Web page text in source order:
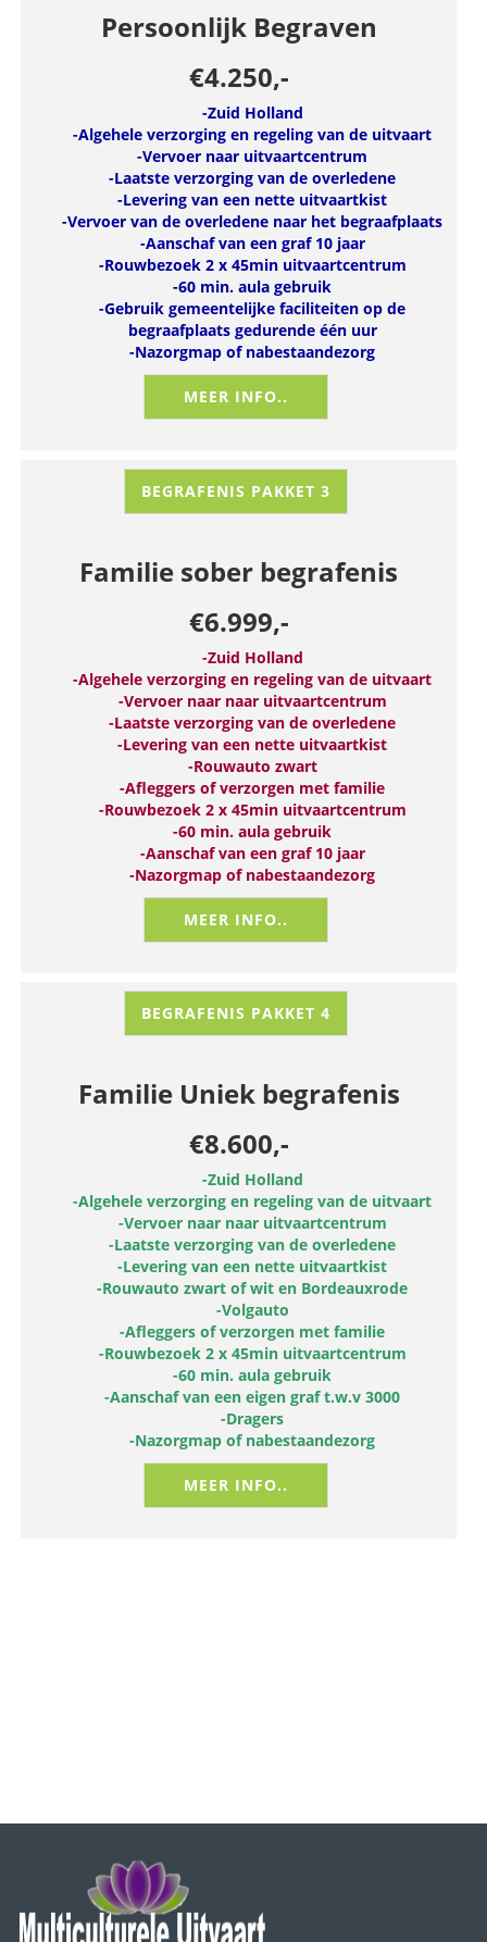
Persoonlijk Begraven
€4.250,-
-Zuid Holland
-Algehele verzorging en regeling van de uitvaart
-Vervoer naar uitvaartcentrum
-Laatste verzorging van de overledene
-Levering van een nette uitvaartkist
-Vervoer van de overledene naar het begraafplaats
-Aanschaf van een graf 10 jaar
-Rouwbezoek 2 x 45min uitvaartcentrum
-60 min. aula gebruik
-Gebruik gemeentelijke faciliteiten op de
begraafplaats gedurende één uur
-Nazorgmap of nabestaandezorg
MEER INFO..
BEGRAFENIS PAKKET 3
Familie sober begrafenis
€6.999,-
-Zuid Holland
-Algehele verzorging en regeling van de uitvaart
-Vervoer naar naar uitvaartcentrum
-Laatste verzorging van de overledene
-Levering van een nette uitvaartkist
-Rouwauto zwart
-Afleggers of verzorgen met familie
-Rouwbezoek 2 x 45min uitvaartcentrum
-60 min. aula gebruik
-Aanschaf van een graf 10 jaar
-Nazorgmap of nabestaandezorg
MEER INFO..
BEGRAFENIS PAKKET 4
Familie Uniek begrafenis
€8.600,-
-Zuid Holland
-Algehele verzorging en regeling van de uitvaart
-Vervoer naar naar uitvaartcentrum
-Laatste verzorging van de overledene
-Levering van een nette uitvaartkist
-Rouwauto zwart of wit en Bordeauxrode
-Volgauto
-Afleggers of verzorgen met familie
-Rouwbezoek 2 x 45min uitvaartcentrum
-60 min. aula gebruik
-Aanschaf van een eigen graf t.w.v 3000
-Dragers
-Nazorgmap of nabestaandezorg
MEER INFO..